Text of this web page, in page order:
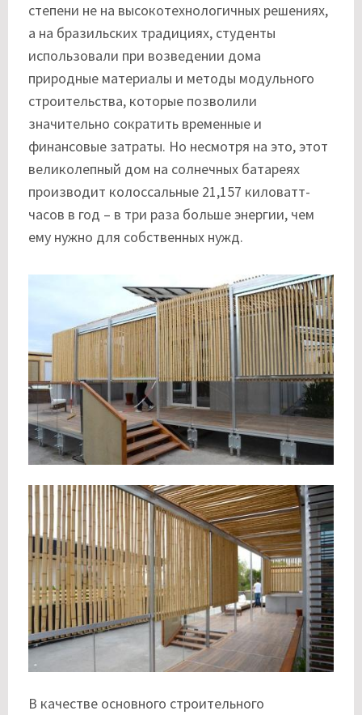
степени не на высокотехнологичных решениях,
а на бразильских традициях, студенты
использовали при возведении дома
природные материалы и методы модульного
строительства, которые позволили
значительно сократить временные и
финансовые затраты. Но несмотря на это, этот
великолепный дом на солнечных батареях
производит колоссальные 21,157 киловатт-
часов в год – в три раза больше энергии, чем
ему нужно для собственных нужд.
В качестве основного строительного